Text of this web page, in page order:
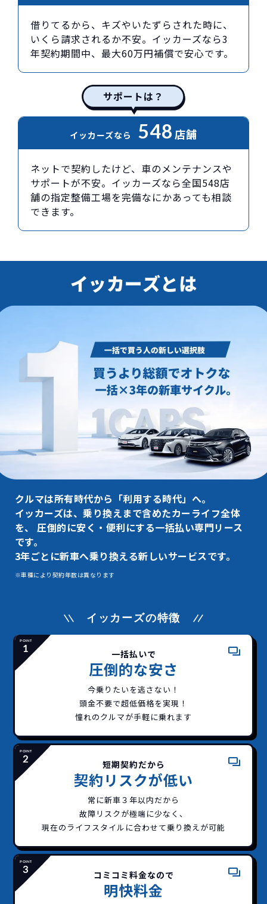
借りてるから、キズやいたずらされた時に、
いくら請求されるか不安。イッカーズなら3
年契約期間中、最大60万円補償で安心です。
サポートは？
イッカーズなら 548店舗
ネットで契約したけど、車のメンテナンスや
サポートが不安。イッカーズなら全国548店
舗の指定整備工場を完備なにかあっても相談
できます。
イッカーズとは
クルマは所有時代から「利用する時代」へ。
イッカーズは、乗り換えまで含めたカーライフ全体
を、
圧倒的に安く・便利にする一括払い専門リース
です。
3年ごとに新車へ乗り換える新しいサービスです。
※車種により契約年数は異なります
イッカーズの特徴
一括払いで
圧倒的な安さ
今乗りたいを逃さない！
頭金不要で超低価格を実現！
憧れのクルマが手軽に乗れます
短期契約だから
契約リスクが低い
常に新車３年以内だから
故障リスクが極端に少なく、
現在のライフスタイルに合わせて乗り換えが可能
コミコミ料金なので
明快料金
どこよりも安くご契約いただけます！
イッカーズは高残価設定を実現！
短期間だから安心！
イッカーズなら短期リースでも安いんです！
一括払いで安心
イッカーズなら頭金・ボーナス払い・諸経費・税